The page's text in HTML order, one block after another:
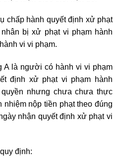
chấp hành quyết định xử phạt
bị xử phạt vi phạm hành
vi vi phạm.
A là người có hành vi vi phạm
định xử phạt vi phạm hành
nhưng chưa chưa thực
nhiệm nộp tiền phạt theo đúng
nhận quyết định xử phạt vi
định: